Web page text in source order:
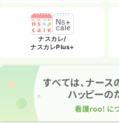
ナスカレ/
ナスカレPlus+